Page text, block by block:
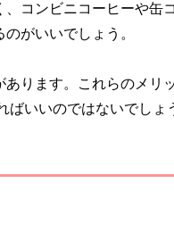
コンビニコーヒーや缶
がいいでしょう。
あります。これらのメリ
ばいいのではないでしょ